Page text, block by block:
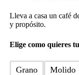
Lleva a casa un café
y propósito.
Elige como quieres
Grano Molido